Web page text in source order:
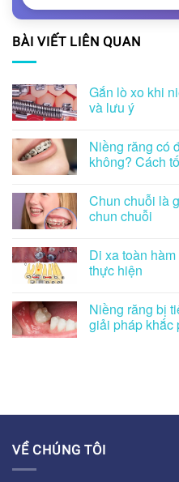
BÀI VIẾT LIÊN QUAN
Gắn lò xo khi
và lưu ý
Niềng răng có
không? Cách
Chun chuỗi là
chun chuỗi
Di xa toàn
thực hiện
Niềng răng bị
giải pháp khắc
VỀ CHÚNG TÔI